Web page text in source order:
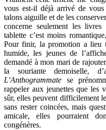
vous est-il déjà arrivé de
talons aiguille et de les
concerne seulement les
tablette c’est moins
Pour finir, la promotion a lieu
humide, les jeunes de
demandé à mon mari de
la souriante demoiselle,
L’Anthogrammate se
rappeler aux jeunettes que les
sûr, elles peuvent difficilement
sans rester coincées, mais
amicale, elles pourraient
congénères.